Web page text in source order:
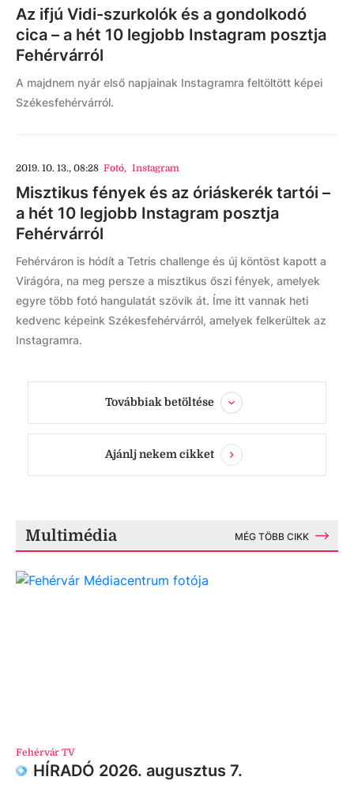
Az ifjú Vidi-szurkolók és a gondolkodó
cica – a hét 10 legjobb Instagram posztja
Fehérvárról
A majdnem nyár első napjainak Instagramra feltöltött képei
Székesfehérvárról.
2019. 10. 13., 08:28 Fotó, Instagram
Misztikus fények és az óriáskerék tartói –
a hét 10 legjobb Instagram posztja
Fehérvárról
Fehérváron is hódít a Tetris challenge és új köntöst kapott a
Virágóra, na meg persze a misztikus őszi fények, amelyek
egyre több fotó hangulatát szövik át. Íme itt vannak heti
kedvenc képeink Székesfehérvárról, amelyek felkerültek az
Instagramra.
Továbbiak betöltése
Ajánlj nekem cikket
Multimédia MÉG TÖBB CIKK
Fehérvár TV
HÍRADÓ 2026. augusztus 7.